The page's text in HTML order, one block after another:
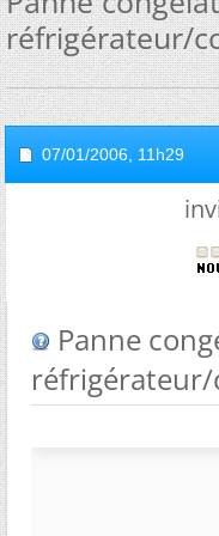
réfrigérateur/
07/01/2006, 11h29
Panne